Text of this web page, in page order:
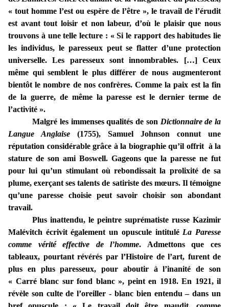
« tout homme l’est ou espère de l’être », le travail de l’érudit
est avant tout loisir et non labeur, d’où le plaisir que nous
trouvons à une telle lecture : « Si le rapport des habitudes lie
les individus, le paresseux peut se flatter d’une protection
universelle. Les paresseux sont innombrables. […] Ceux
même qui semblent le plus différer de nous augmenteront
bientôt le nombre de nos confrères. Comme la paix est la fin
de la guerre, de même la paresse est le dernier terme de
l’activité ».
Malgré les immenses qualités de son Dictionnaire de la
Langue Anglaise (1755), Samuel Johnson connut une
réputation considérable grâce à la biographie qu’il offrit à la
stature de son ami Boswell. Gageons que la paresse ne fut
pour lui qu’un stimulant où rebondissait la prolixité de sa
plume, exerçant ses talents de satiriste des mœurs. Il témoigne
qu’une paresse choisie peut savoir choisir son abondant
travail.
Plus inattendu, le peintre suprématiste russe Kazimir
Malévitch écrivit également un opuscule intitulé La Paresse
comme vérité effective de l’homme. Admettons que ces
tableaux, pourtant révérés par l’Histoire de l’art, furent de
plus en plus paresseux, pour aboutir à l’inanité de son
« Carré blanc sur fond blanc », peint en 1918. En 1921, il
révèle son culte de l’oreiller - blanc bien entendu – dans un